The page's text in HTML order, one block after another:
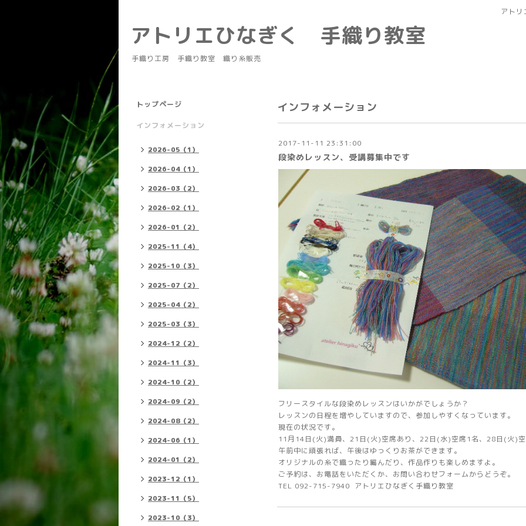
アト
アトリエひなぎく 手織り教室
手織り工房 手織り教室 織り糸販売
インフォメーション
2017-11-11 23:31:00
段染めレッスン、受講募集中です
フリースタイルな段染めレッスンはいかがでしょうか？
レッスンの日程を増やしていますので、参加しやすくなっています。
現在の状況です。
11月14日(火)満員、21日(火)空席あり、22日(水)空席1名、28日(火)
午前中に頑張れば、午後はゆっくりお茶ができます。
オリジナルの糸で織ったり編んだり、作品作りも楽しめますよ。
ご予約は、お電話をいただくか、お問い合わせフォームからどうぞ。
TEL 092-715-7940 アトリエひなぎく手織り教室
トップページ
インフォメーション
2026-05（1）
2026-04（1）
2026-03（2）
2026-02（1）
2026-01（2）
2025-11（4）
2025-10（3）
2025-07（2）
2025-04（2）
2025-03（3）
2024-12（2）
2024-11（3）
2024-10（2）
2024-09（2）
2024-08（2）
2024-06（1）
2024-01（2）
2023-12（1）
2023-11（5）
2023-10（3）